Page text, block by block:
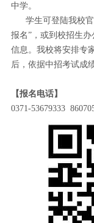
中学。
学生可登陆我校官
报名”，或到校招生
信息。我校将安排专
后，依据中招考试成
【报名电话】
0371-53679333